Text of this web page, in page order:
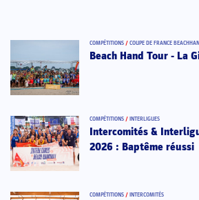
COMPÉTITIONS / COUPE DE FRANCE
Beach Hand Tour - La
COMPÉTITIONS / INTERLIGUES
Intercomités &
2026 : Baptême réussi
COMPÉTITIONS / INTERCOMITÉS